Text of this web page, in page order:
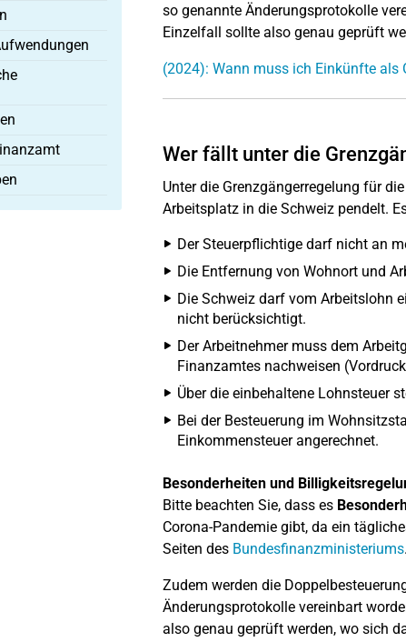
so genannte Änderungsprotokolle
Einzelfall sollte also genau geprüft
(2024): Wann muss ich Einkünfte als
Wer fällt unter die
Unter die Grenzgängerregelung für
Arbeitsplatz in die Schweiz pendelt.
Der Steuerpflichtige darf nicht an
Die Entfernung von Wohnort und
Die Schweiz darf vom Arbeitslohn
nicht berücksichtigt.
Der Arbeitnehmer muss dem
Finanzamtes nachweisen
Über die einbehaltene Lohnsteuer
Bei der Besteuerung im
Einkommensteuer angerechnet.
Besonderheiten und
Bitte beachten Sie, dass es
Corona-Pandemie gibt, da ein
Seiten des Bundesfinanzministeriums.
Zudem werden die
Änderungsprotokolle vereinbart
also genau geprüft werden, wo sich